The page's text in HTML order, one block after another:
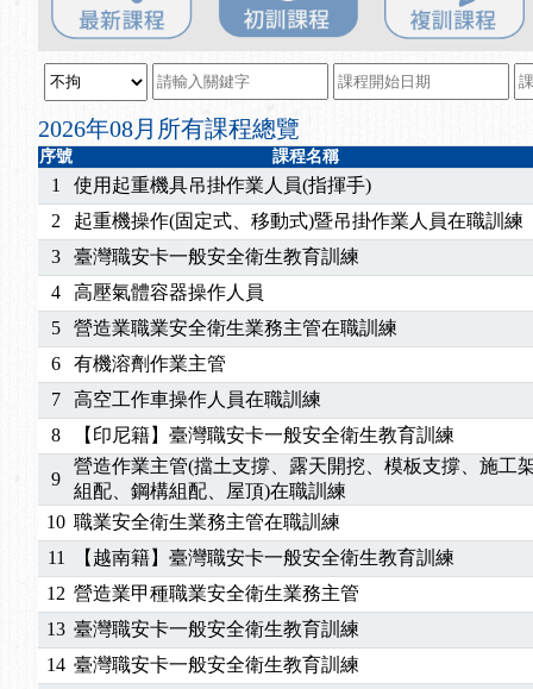
2025/08/20【進修課程】SDS格式百百種？專業講師帶您判斷
2025/08/12【中心公告】因應颱風來襲，若遇停班停課消息 補
2025/07/06
【中心公告】颱風假114/07/07停班停課
2025/06/06【進修課程】～～前導課程看這邊推出囉～～
2025/05/29【進修課程】前導課程推出公告！
2025/04/28【進修課程】要怎麼進修自我？課程百百種選擇好
2025/01/21「高壓氣體製造安全主任」、「隧道等襯砌作業主
訓測驗
2025/01/15 【線上課程】碳中和核心職能系列課程資訊
2026/07/15 【免費研習】115年製造業危害預防職場安衛法令
2026/07/08【中心公告】因應颱風來襲，若遇停班停課消息 補
2026/05/06【產業人才投資】06/03-06/08堆高機課程，政府出
2026/04/24【製程安全評估人員】開課囉
2025/11/11【中心公告】颱風假11/12停班停課
2025/11/10
【中心公告】因應颱風來襲，若遇停班停課消息
2025/10/30【進修課程】2026年，課程意見蒐集~
2025/08/20【進修課程】SDS格式百百種？專業講師帶您判斷
2025/08/12【中心公告】因應颱風來襲，若遇停班停課消息 補
2025/07/06【中心公告】颱風假114/07/07停班停課
2025/06/06【進修課程】～～前導課程看這邊推出囉～～
2025/05/29【進修課程】前導課程推出公告！
2025/04/28 【進修課程】要怎麼進修自我？課程百百種選擇好
2025/01/21「高壓氣體製造安全主任」、「隧道等襯砌作業主
訓測驗
2025/01/15【線上課程】碳中和核心職能系列課程資訊
2026年08月所有課程總覽
序號 課程名稱
1
使用起重機具吊掛作業人員(指揮手)
2
起重機操作(固定式、移動式)暨吊掛作業人員在職訓練
3
臺灣職安卡一般安全衛生教育訓練
4
高壓氣體容器操作人員
5
營造業職業安全衛生業務主管在職訓練
6
有機溶劑作業主管
7
高空工作車操作人員在職訓練
8
【印尼籍】臺灣職安卡一般安全衛生教育訓練
9
營造作業主管(擋土支撐、露天開挖、模板支撐、施工
組配、鋼構組配、屋頂)在職訓練
10 職業安全衛生業務主管在職訓練
11
【越南籍】臺灣職安卡一般安全衛生教育訓練
12 營造業甲種職業安全衛生業務主管
13 臺灣職安卡一般安全衛生教育訓練
14 臺灣職安卡一般安全衛生教育訓練